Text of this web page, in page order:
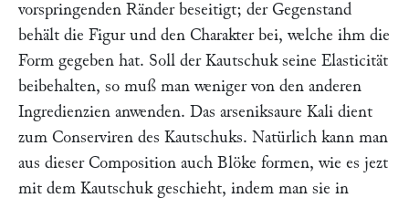
vorspringenden Ränder beseitigt; der Gegenstand
behält die Figur und den Charakter bei, welche ihm die
Form gegeben hat. Soll der Kautschuk seine Elasticität
beibehalten, so muß man weniger von den anderen
Ingredienzien anwenden. Das arseniksaure Kali dient
zum Conserviren des Kautschuks. Natürlich kann man
aus dieser Composition auch Blöke formen, wie es jezt
mit dem Kautschuk geschieht, indem man sie in